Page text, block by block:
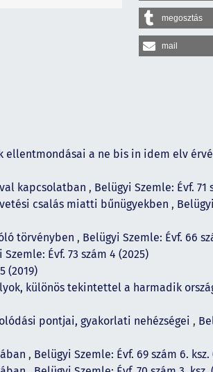
megosztás
mail
ellentmondásai a ne bis in idem elv
kapcsolatban , Belügyi Szemle: Évf. 71
csalás miatti bűnügyekben ,
törvényben , Belügyi Szemle: Évf. 66
Szemle: Évf. 73 szám 4 (2025)
(2019)
különös tekintettel a harmadik
pontjai, gyakorlati nehézségei ,
, Belügyi Szemle: Évf. 69 szám 6. ksz.